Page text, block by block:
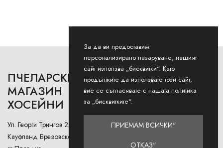
ПЧЕЛАРСКИ
МАГАЗИН
ХОСЕЙНИ
Ул. Георги Трингов 2А (до
Кауфланд Брезовско Шосе),
РАБОТНО ВРЕМЕ
Понеделник - Петък: 9AM -
За да ви предоставим
персонализирано пазаруване, нашият
сайт използва „бисквитки“. Като
продължите да използвате този сайт,
вие се съгласявате с нашата политика
за „бисквитките“.
ПРИЕМАМ ВСИЧКИ"
ОТКАЗ"